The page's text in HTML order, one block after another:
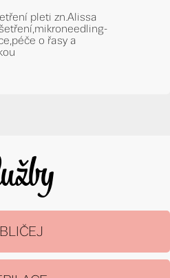
pleti zn.Alissa
o řasy a